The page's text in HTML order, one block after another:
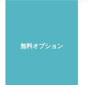
無料オプション